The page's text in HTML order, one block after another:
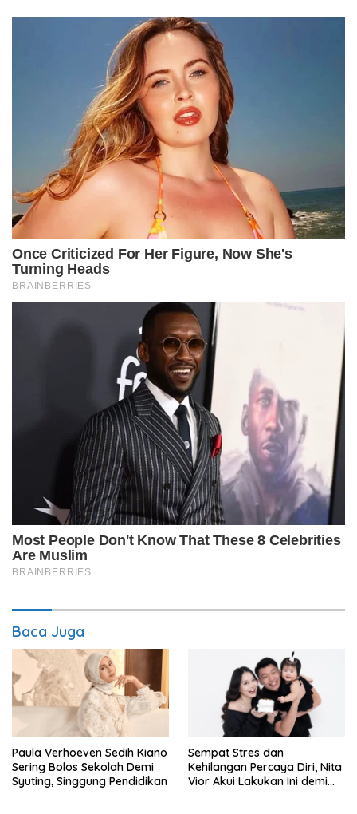
Baca Juga
Paula Verhoeven Sedih Kiano
Sering Bolos Sekolah Demi
Syuting, Singgung Pendidikan
Sempat Stres dan
Kehilangan Percaya Diri, Nita
Vior Akui Lakukan Ini demi